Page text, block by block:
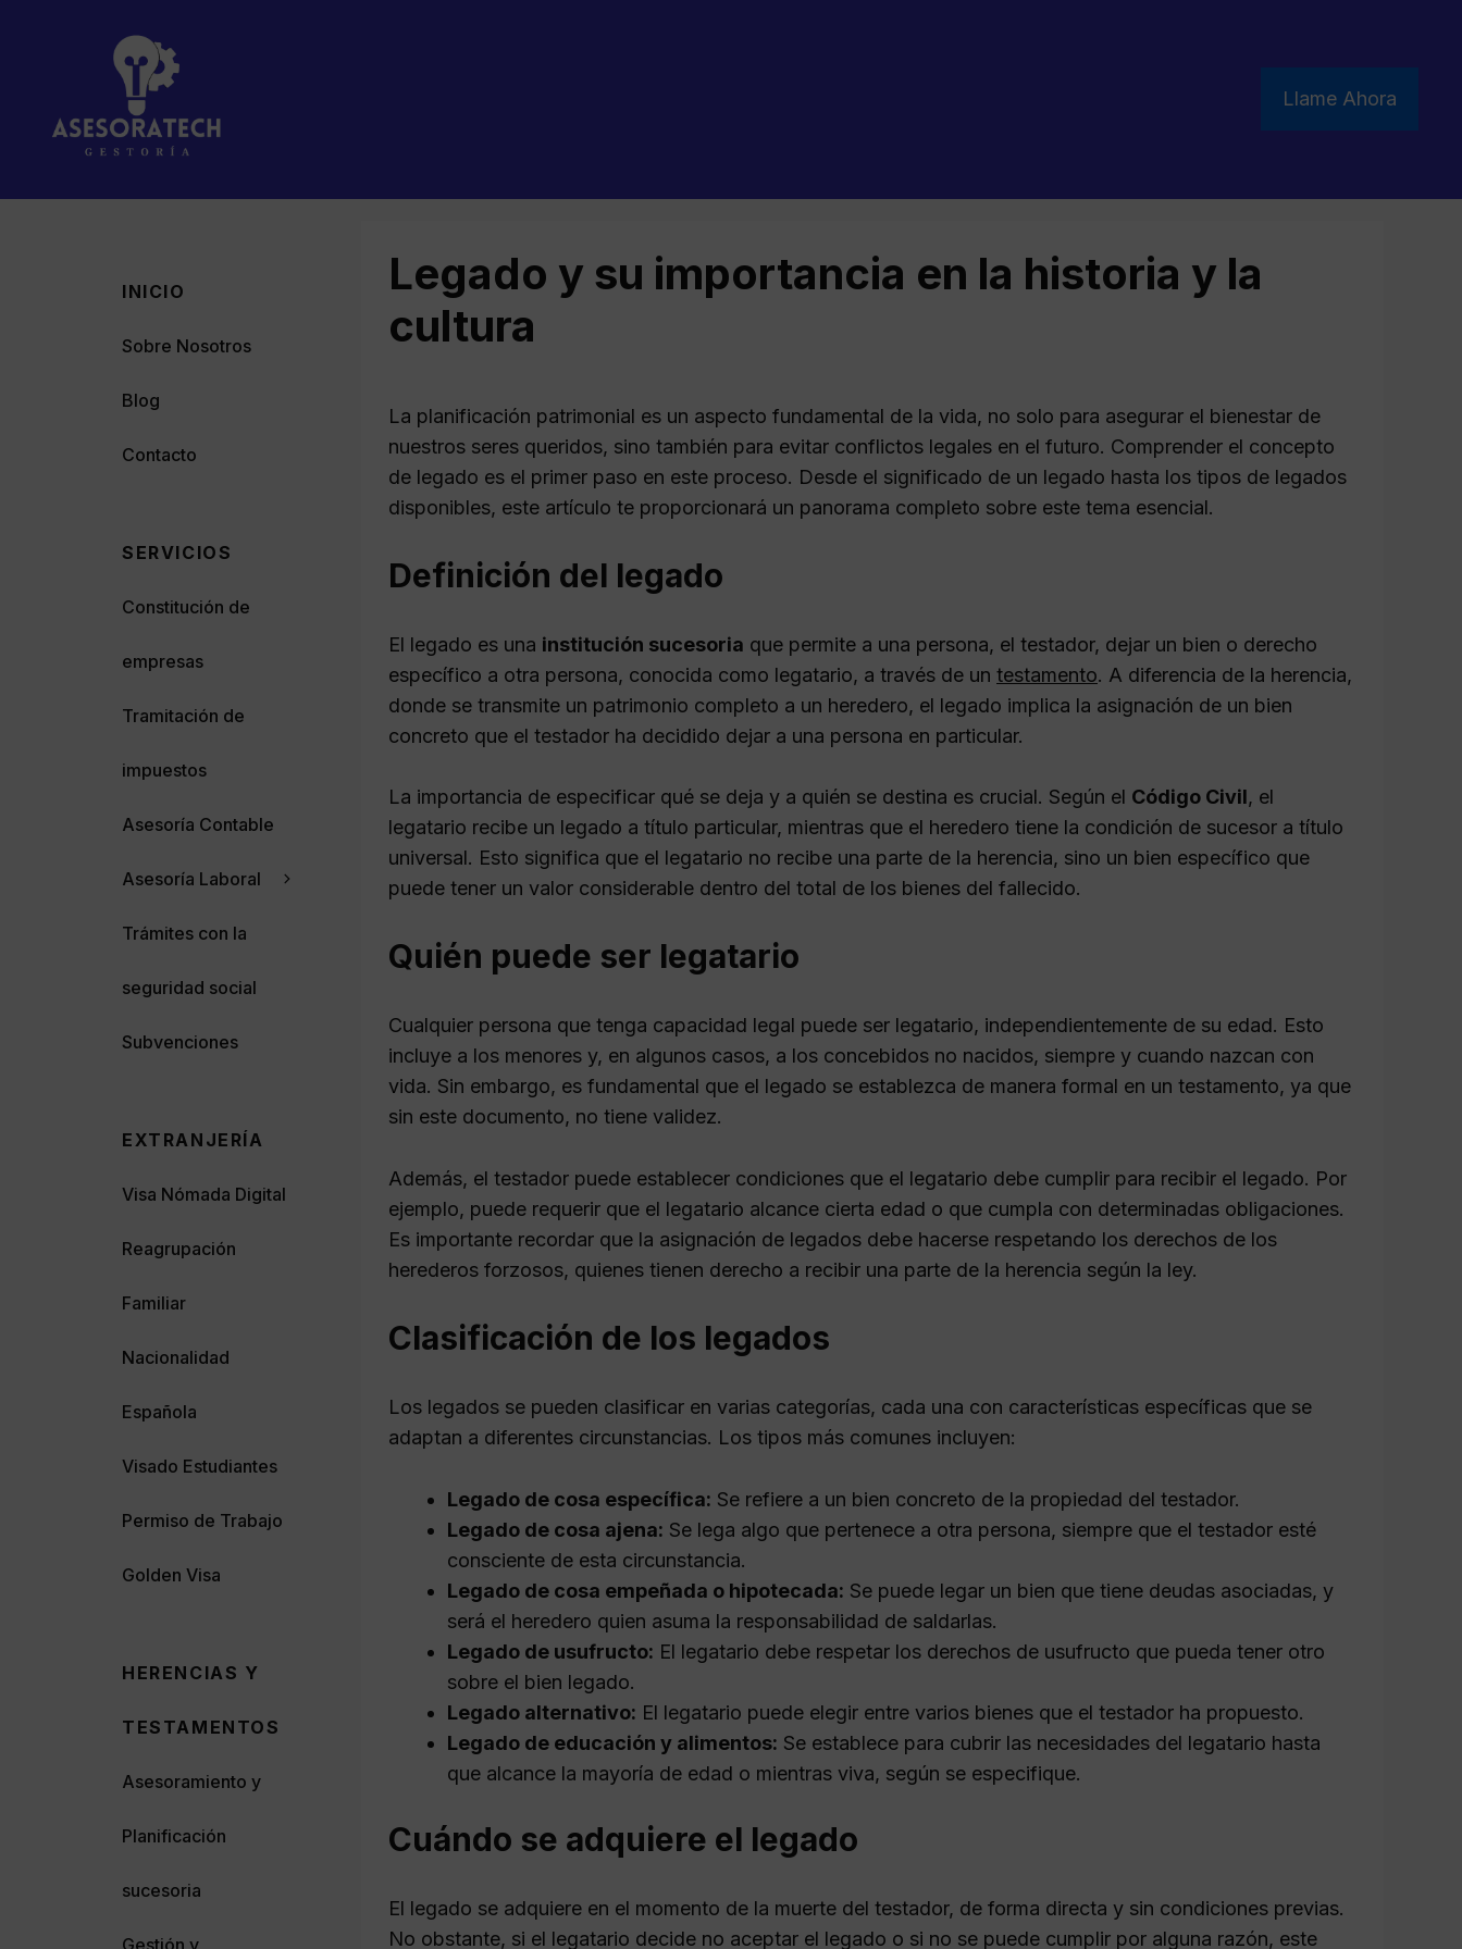
Llame Ahora
Legado y su importancia en la historia y la
cultura
La planificación patrimonial es un aspecto fundamental de la vida, no solo para asegurar el bienestar de
nuestros seres queridos, sino también para evitar conflictos legales en el futuro. Comprender el concepto
de legado es el primer paso en este proceso. Desde el significado de un legado hasta los tipos de legados
disponibles, este artículo te proporcionará un panorama completo sobre este tema esencial.
Definición del legado
El legado es una institución sucesoria que permite a una persona, el testador, dejar un bien o derecho
específico a otra persona, conocida como legatario, a través de un testamento. A diferencia de la herencia,
donde se transmite un patrimonio completo a un heredero, el legado implica la asignación de un bien
concreto que el testador ha decidido dejar a una persona en particular.
La importancia de especificar qué se deja y a quién se destina es crucial. Según el Código Civil, el
legatario recibe un legado a título particular, mientras que el heredero tiene la condición de sucesor a título
universal. Esto significa que el legatario no recibe una parte de la herencia, sino un bien específico que
puede tener un valor considerable dentro del total de los bienes del fallecido.
Quién puede ser legatario
Cualquier persona que tenga capacidad legal puede ser legatario, independientemente de su edad. Esto
incluye a los menores y, en algunos casos, a los concebidos no nacidos, siempre y cuando nazcan con
vida. Sin embargo, es fundamental que el legado se establezca de manera formal en un testamento, ya que
sin este documento, no tiene validez.
Además, el testador puede establecer condiciones que el legatario debe cumplir para recibir el legado. Por
ejemplo, puede requerir que el legatario alcance cierta edad o que cumpla con determinadas obligaciones.
Es importante recordar que la asignación de legados debe hacerse respetando los derechos de los
herederos forzosos, quienes tienen derecho a recibir una parte de la herencia según la ley.
Clasificación de los legados
Los legados se pueden clasificar en varias categorías, cada una con características específicas que se
adaptan a diferentes circunstancias. Los tipos más comunes incluyen:
Legado de cosa específica: Se refiere a un bien concreto de la propiedad del testador.
Legado de cosa ajena: Se lega algo que pertenece a otra persona, siempre que el testador esté
consciente de esta circunstancia.
Legado de cosa empeñada o hipotecada: Se puede legar un bien que tiene deudas asociadas, y
será el heredero quien asuma la responsabilidad de saldarlas.
Legado de usufructo: El legatario debe respetar los derechos de usufructo que pueda tener otro
sobre el bien legado.
Legado alternativo: El legatario puede elegir entre varios bienes que el testador ha propuesto.
Legado de educación y alimentos: Se establece para cubrir las necesidades del legatario hasta
que alcance la mayoría de edad o mientras viva, según se especifique.
Cuándo se adquiere el legado
El legado se adquiere en el momento de la muerte del testador, de forma directa y sin condiciones previas.
No obstante, si el legatario decide no aceptar el legado o si no se puede cumplir por alguna razón, este
INICIO
Sobre Nosotros
Blog
Contacto
SERVICIOS
Constitución de
empresas
Tramitación de
impuestos
Asesoría Contable
Asesoría Laboral
Trámites con la
seguridad social
Subvenciones
EXTRANJERÍA
Visa Nómada Digital
Reagrupación
Familiar
Nacionalidad
Española
Visado Estudiantes
Permiso de Trabajo
Golden Visa
HERENCIAS Y
TESTAMENTOS
Asesoramiento y
Planificación
sucesoria
Gestión y